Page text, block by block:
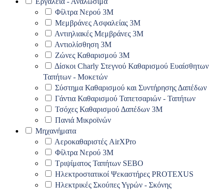
Φίλτρα Νερού 3Μ
Μεμβράνες Ασφαλείας 3Μ
Αντιηλιακές Μεμβράνες 3Μ
Αντιολίσθηση 3Μ
Ζώνες Καθαρισμού 3Μ
Δίσκοι Charly Στεγνού Καθαρισμού Ευαίσθητων
Ταπήτων - Μοκετών
Σύστημα Καθαρισμού και Συντήρησης Δαπέδων
Γάντια Καθαρισμού Ταπετσαριών - Ταπήτων
Τσόχες Καθαρισμού Δαπέδων 3Μ
Πανιά Μικροϊνών
Μηχανήματα
Αεροκαθαριστές AirXPro
Φίλτρα Νερού 3M
Τριψίματος Ταπήτων SEBO
Ηλεκτροστατικοί Ψεκαστήρες PROTEXUS
Ηλεκτρικές Σκούπες Υγρών - Σκόνης